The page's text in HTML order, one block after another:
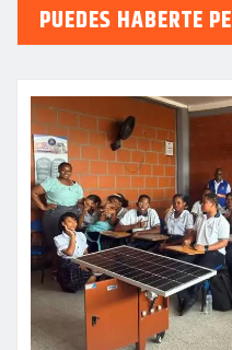
PUEDES HABERTE